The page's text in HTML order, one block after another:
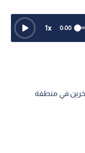
0:00
1x
3 أشخاص بينهم طفل وإصابة 3 آخرين في منطقة